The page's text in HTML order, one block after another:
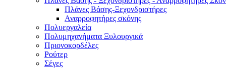
Πλάνες Βάσης-Ξεχονδριστήρες
Αναρροφητήρες σκόνης
Πολυεργαλεία
Πολυμηχανήματα Ξυλουργικά
Πριονοκορδέλες
Ρούτερ
Σέγες